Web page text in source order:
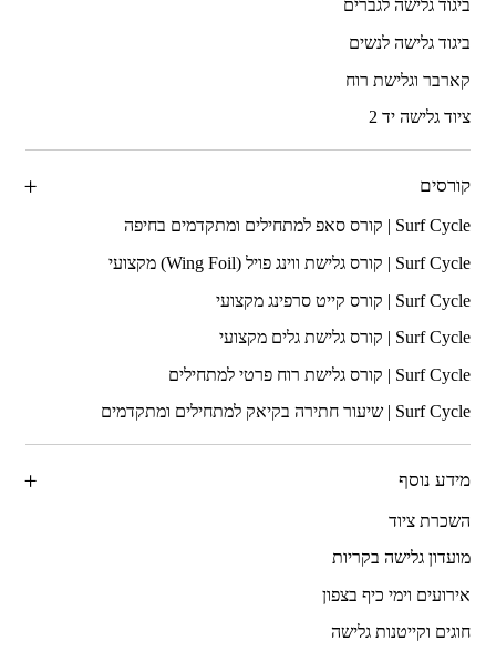
ביגוד גלישה לגברים
ביגוד גלישה לנשים
קארבר וגלישת רוח
ציוד גלישה יד 2
קורסים
מידע נוסף
השכרת ציוד
מועדון גלישה בקריות
אירועים וימי כיף בצפון
חוגים וקייטנות גלישה